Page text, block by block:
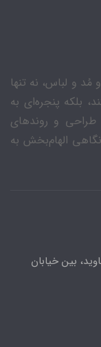
و لباس، نه تنها
بلکه پنجره‌ای به
طراحی و روندهای
الهام‌بخش به
بین خیابان